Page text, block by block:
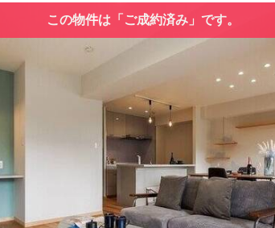
この物件は「ご成約済み」です。